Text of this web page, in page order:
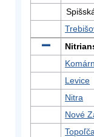
Levice
Nitra
Nové